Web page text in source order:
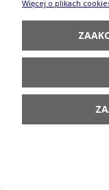
Kubek duży
Więcej o plikach